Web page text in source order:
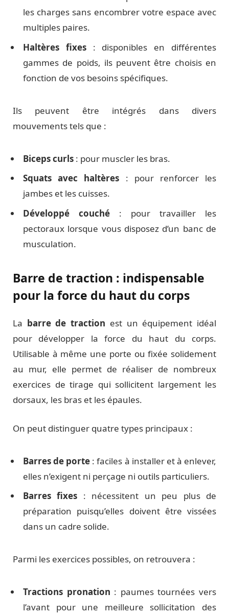
les charges sans encombrer votre espace avec
multiples paires.
Haltères fixes: disponibles en différentes
gammes de poids, ils peuvent être choisis en
fonction de vos besoins spécifiques.
Ils peuvent être intégrés dans divers
mouvements tels que :
Biceps curls : pour muscler les bras.
Squats avec haltères : pour renforcer les
jambes et les cuisses.
Développé couché : pour travailler les
pectoraux lorsque vous disposez d’un banc de
musculation.
Barre de traction : indispensable
pour la force du haut du corps
La barre de traction est un équipement idéal
pour développer la force du haut du corps.
Utilisable à même une porte ou fixée solidement
au mur, elle permet de réaliser de nombreux
exercices de tirage qui sollicitent largement les
dorsaux, les bras et les épaules.
On peut distinguer quatre types principaux :
Barres de porte : faciles à installer et à enlever,
elles n’exigent ni perçage ni outils particuliers.
Barres fixes : nécessitent un peu plus de
préparation puisqu’elles doivent être vissées
dans un cadre solide.
Parmi les exercices possibles, on retrouvera :
Tractions pronation : paumes tournées vers
l’avant pour une meilleure sollicitation des